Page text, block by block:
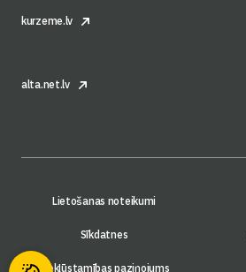
kurzeme.lv
alta.net.lv
Lietošanas noteikumi
Sīkdatnes
Piekļūstamības paziņojums